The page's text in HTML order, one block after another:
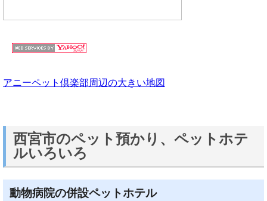
アニーペット倶楽部周辺の大きい地図
西宮市のペット預かり、ペットホテ
ルいろいろ
動物病院の併設ペットホテル